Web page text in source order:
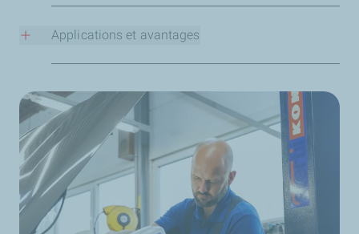
Huiles pour transmissions manuelles
Nos gammes TotalEnergies Transmission et
TotalEnergies Transtec offrent un excellent choix de
l’usure, tandis que TotalEnergies Essieu de
transmission 8 75W-90 est disponible pour la
lubrification des essieux. TotalEnergies Engrenages de
transmission 9 FE 75W-90 est le choix idéal si vous
recherchez une qualité supérieure, une excellente
protection et des économies de carburant.
Huiles pour transmissions automatiques
Applications et avantages
Les gammes de fluides pour transmissions
de TotalEnergies vous offrent les avantages suivants :
Réduction des coûts d’entretien grâce à des
intervalles de vidange prolongés.
Excellente protection de la boîte de vitesses contre
l’usure et la corrosion ; ces huiles résistent à des
pressions extrêmes.